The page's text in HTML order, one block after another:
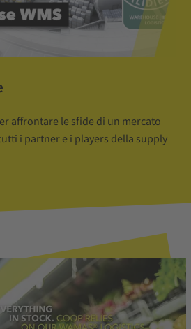
affrontare le sfide di un mercato
i partner e i players della supply